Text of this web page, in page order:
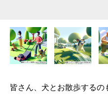
皆さん、犬とお散歩するの